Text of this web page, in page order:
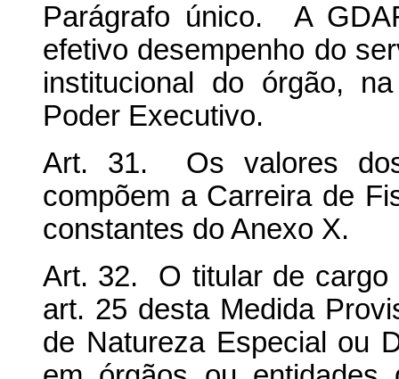
Parágrafo único. A
efetivo desempenho do
institucional do órgão,
Poder Executivo.
Art. 31. Os valores
compõem a Carreira de
constantes do Anexo X.
Art. 32. O titular de cargo
art. 25 desta Medida
de Natureza Especial ou